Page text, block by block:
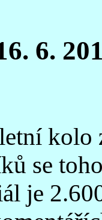
6.
kolo
se
je